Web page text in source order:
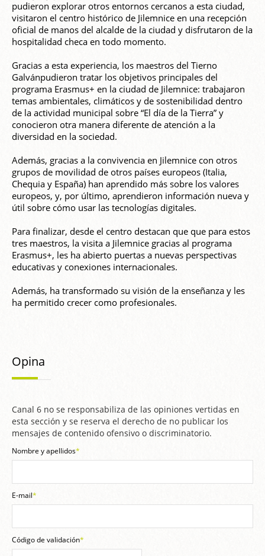
pudieron explorar otros entornos cercanos a esta ciudad,
visitaron el centro histórico de Jilemnice en una recepción
oficial de manos del alcalde de la ciudad y disfrutaron de la
hospitalidad checa en todo momento.
Gracias a esta experiencia, los maestros del Tierno
Galvánpudieron tratar los objetivos principales del
programa Erasmus+ en la ciudad de Jilemnice: trabajaron
temas ambientales, climáticos y de sostenibilidad dentro
de la actividad municipal sobre “El día de la Tierra” y
conocieron otra manera diferente de atención a la
diversidad en la sociedad.
Además, gracias a la convivencia en Jilemnice con otros
grupos de movilidad de otros países europeos (Italia,
Chequia y España) han aprendido más sobre los valores
europeos, y, por último, aprendieron información nueva y
útil sobre cómo usar las tecnologías digitales.
Para finalizar, desde el centro destacan que que para estos
tres maestros, la visita a Jilemnice gracias al programa
Erasmus+, les ha abierto puertas a nuevas perspectivas
educativas y conexiones internacionales.
Además, ha transformado su visión de la enseñanza y les
ha permitido crecer como profesionales.
Opina
Canal 6 no se responsabiliza de las opiniones vertidas en
esta sección y se reserva el derecho de no publicar los
mensajes de contenido ofensivo o discriminatorio.
Nombre y apellidos*
E-mail*
Código de validación*